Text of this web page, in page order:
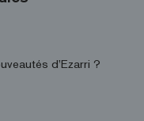
d’Ezarri ?